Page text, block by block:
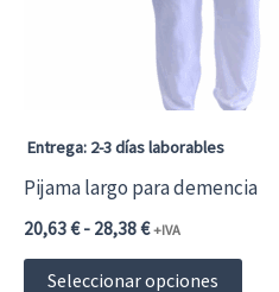
elegir
en
la
de
Entrega: 2-3 días laborables
Pijama largo para demencia
20,63€ - 28,38€Rango
precios:
+IVA
Seleccionar opciones
Este